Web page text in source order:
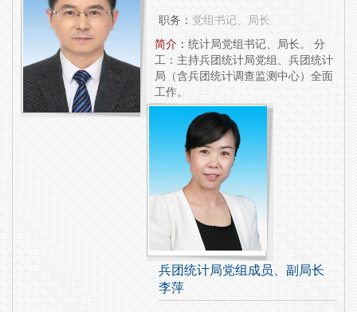
职务：党组书记、局长
简介：统计局党组书记、局长。 分
工：主持兵团统计局党组、兵团统计
局（含兵团统计调查监测中心）全面
工作。
兵团统计局党组成员、副局长
李萍